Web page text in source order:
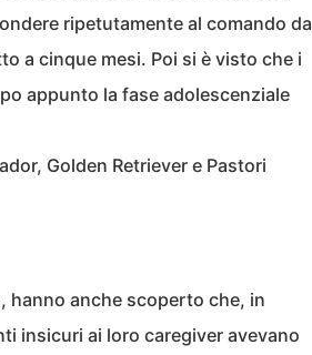
ripetutamente al comando da
a cinque mesi. Poi si è visto che i
appunto la fase adolescenziale
Golden Retriever e Pastori
hanno anche scoperto che, in
insicuri ai loro caregiver avevano